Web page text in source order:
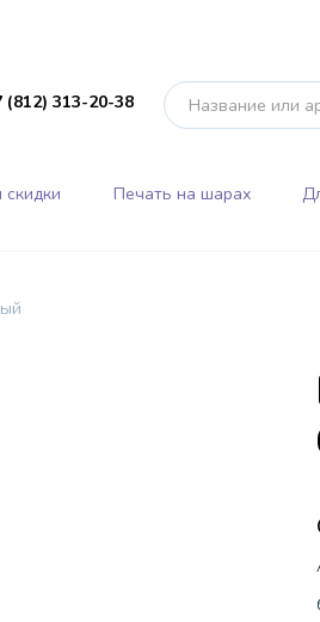
(812) 313-20-38
Печать на шарах